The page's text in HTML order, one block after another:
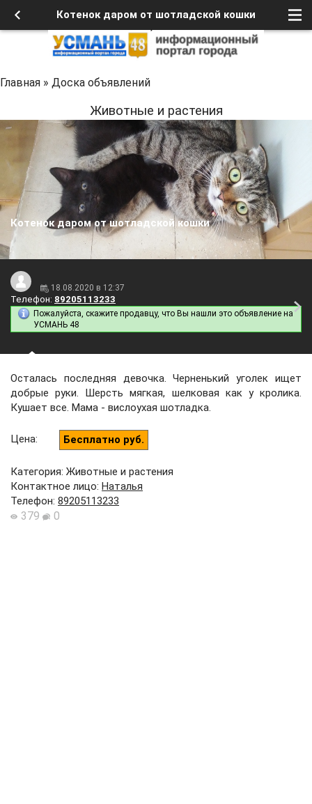
Котенок даром от шотладской кошки
Главная » Доска объявлений
Животные и растения
Котенок даром от шотладской кошки
18.08.2020 в 12:37
Телефон: 89205113233
Пожалуйста, скажите продавцу, что Вы нашли это объявление на
УСМАНЬ 48
Осталась последняя девочка. Черненький уголек ищет
добрые руки. Шерсть мягкая, шелковая как у кролика.
Кушает все. Мама - вислоухая шотладка.
Цена: Бесплатно руб.
Категория: Животные и растения
Контактное лицо: Наталья
Телефон: 89205113233
379 0